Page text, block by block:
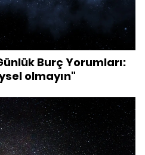
Burç Yorumları:
olmayın"